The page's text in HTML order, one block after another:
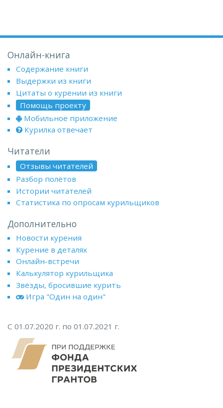
Онлайн-книга
Содержание книги
Выдержки из книги
Цитаты о курении из книги
Помощь проекту
Мобильное приложение
Курилка отвечает
Читатели
Отзывы читателей
Разбор полётов
Истории читателей
Статистика по опросам курильщиков
Дополнительно
Новости курения
Курение в деталях
Онлайн-встречи
Калькулятор курильщика
Звёзды, бросившие курить
Игра "Один на один"
С 01.07.2020 г. по 01.07.2021 г.